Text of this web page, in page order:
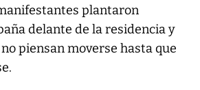
plantaron
delante de la residencia y
piensan moverse hasta que